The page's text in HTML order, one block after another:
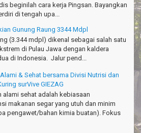
。ありがとう Arief Pangandaran
beginilah cara kerja Pingsan. Bayangkan
di tengah upa...
Gunung Raung 3344 Mdpl
(3.344 mdpl) dikenal sebagai salah satu
di Pulau Jawa dengan kaldera
di Indonesia. Jalur pend...
& Sehat bersama Divisi Nutrisi dan
surVive GIEZAG
alami sehat adalah kebiasaan
makanan segar yang utuh dan minim
pengawet/bahan kimia buatan). Fokus